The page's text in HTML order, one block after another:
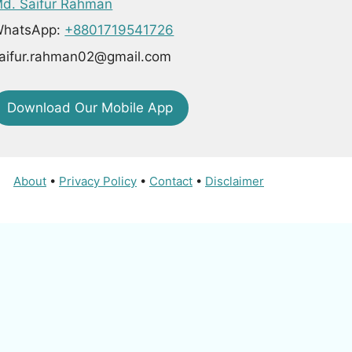
Saifur Rahman
+8801719541726
Download Our Mobile App
About • Privacy Policy • Contact • Disclaimer